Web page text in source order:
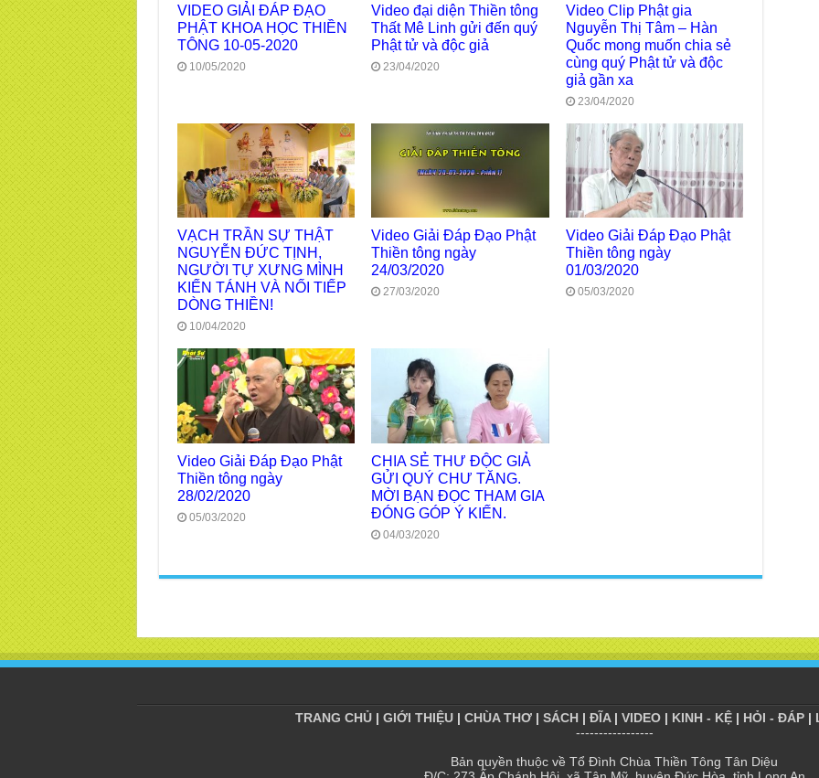
VIDEO GIẢI ĐÁP ĐẠO
PHẬT KHOA HỌC THIỀN
TÔNG 10-05-2020
10/05/2020
Video đại diện Thiền tông
Thất Mê Linh gửi đến quý
Phật tử và độc giả
23/04/2020
Video Clip Phật gia
Nguyễn Thị Tâm – Hàn
Quốc mong muốn chia sẻ
cùng quý Phật tử và độc
giả gần xa
23/04/2020
VẠCH TRẦN SỰ THẬT
NGUYỄN ĐỨC TỊNH,
NGƯỜI TỰ XƯNG MÌNH
KIẾN TÁNH VÀ NỐI TIẾP
DÒNG THIỀN!
10/04/2020
Video Giải Đáp Đạo Phật
Thiền tông ngày
24/03/2020
27/03/2020
Video Giải Đáp Đạo Phật
Thiền tông ngày
01/03/2020
05/03/2020
Video Giải Đáp Đạo Phật
Thiền tông ngày
28/02/2020
05/03/2020
CHIA SẺ THƯ ĐỘC GIẢ
GỬI QUÝ CHƯ TĂNG.
MỜI BẠN ĐỌC THAM GIA
ĐÓNG GÓP Ý KIẾN.
04/03/2020
|
TRANG CHỦ | GIỚI THIỆU | CHÙA THƠ | SÁCH | ĐĨA| VIDEO | KINH - KỆ | HỎI - ĐÁP |
-----------------
Bản quyền thuộc về Tổ Đình Chùa Thiền Tông Tân Diệu